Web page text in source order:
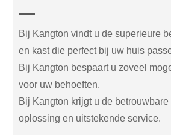
Bij Kangton vindt u de superieure
en kast die perfect bij uw huis
Bij Kangton bespaart u zoveel
voor uw behoeften.
Bij Kangton krijgt u de
oplossing en uitstekende service.